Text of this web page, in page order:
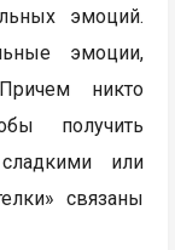
эмоций.
эмоции,
никто
получить
или
связаны